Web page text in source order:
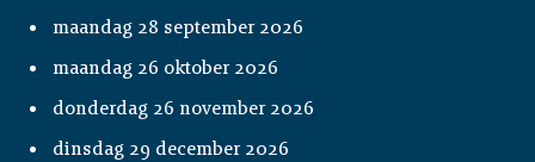
maandag 28 september 2026
maandag 26 oktober 2026
donderdag 26 november 2026
dinsdag 29 december 2026